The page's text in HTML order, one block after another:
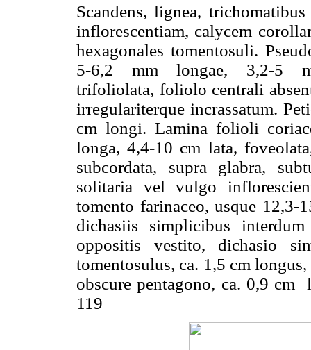
Scandens, lignea,
inflorescentiam, calycem
hexagonales tomentosuli.
5-6,2 mm longae, 3,2-5
trifoliolata, foliolo centrali
irregulariterque incrassatum.
cm longi. Lamina folioli
longa, 4,4-10 cm lata,
subcordata, supra glabra,
solitaria vel vulgo
tomento farinaceo, usque 12,3-
dichasiis simplicibus
oppositis vestito, dichasio
tomentosulus, ca. 1,5 cm
obscure pentagono, ca. 0,9 cm
119